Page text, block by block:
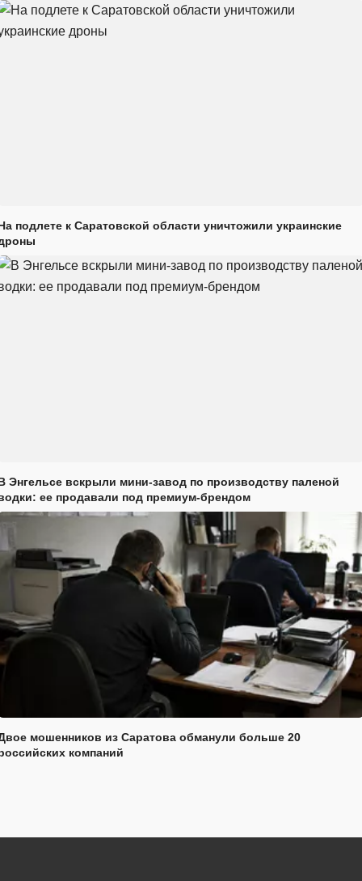
подлете к Саратовской области уничтожили украинские
Энгельсе вскрыли мини-завод по производству паленой
ее продавали под премиум-брендом
мошенников из Саратова обманули больше 20
компаний